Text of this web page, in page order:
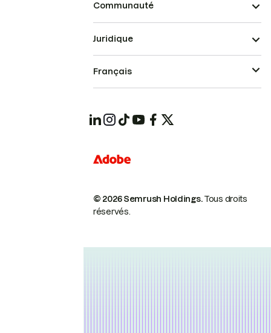
Communauté
© 2026 Semrush Holdings.Tous droits
réservés.
Juridique
Français